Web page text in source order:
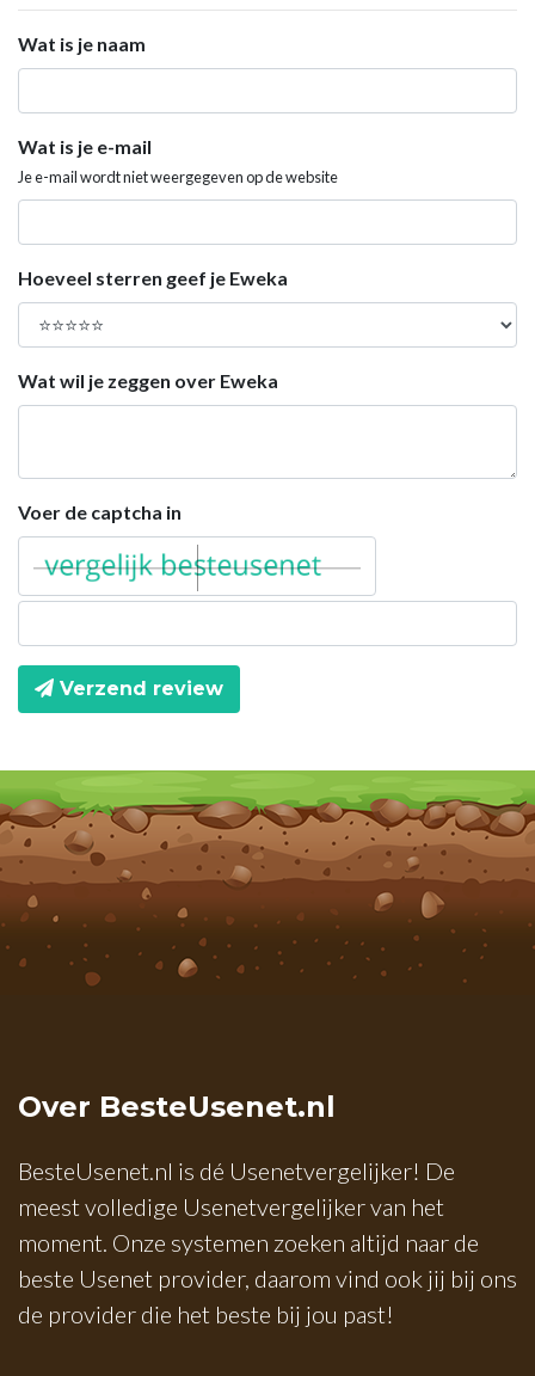
Wat is je naam
Wat is je e-mail
Je e-mail wordt niet weergegeven op de website
Hoeveel sterren geef je Eweka
Wat wil je zeggen over Eweka
Voer de captcha in
Verzend review
Over BesteUsenet.nl
BesteUsenet.nl is dé Usenetvergelijker! De
meest volledige Usenetvergelijker van het
moment. Onze systemen zoeken altijd naar de
beste Usenet provider, daarom vind ook jij bij ons
de provider die het beste bij jou past!